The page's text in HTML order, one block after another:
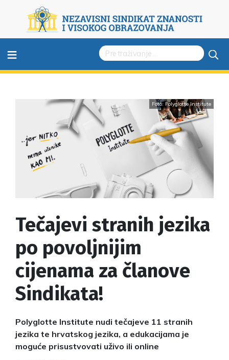
≡
Foto: Polyglotte Institute
Tečajevi stranih jezika
po povoljnijim
cijenama za članove
Sindikata!
Polyglotte Institute nudi tečajeve 11 stranih
jezika te hrvatskog jezika, a edukacijama je
moguće prisustvovati uživo ili online